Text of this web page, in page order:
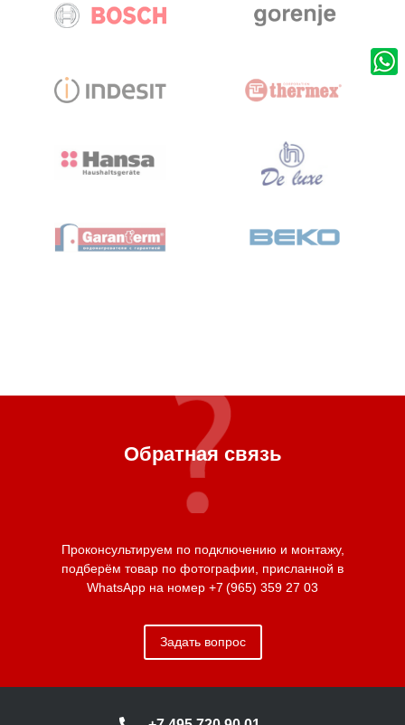
Обратная связь
Проконсультируем по подключению и монтажу,
подберём товар по фотографии, присланной в
WhatsApp на номер +7 (965) 359 27 03
Задать вопрос